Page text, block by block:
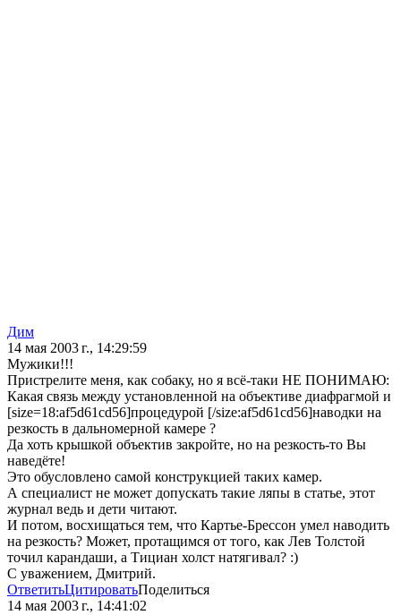
Дим
14 мая 2003 г., 14:29:59
Мужики!!!
Пристрелите меня, как собаку, но я всё-таки НЕ ПОНИМАЮ:
Какая связь между установленной на объективе диафрагмой и
[size=18:af5d61cd56]процедурой [/size:af5d61cd56]наводки на
резкость в дальномерной камере ?
Да хоть крышкой объектив закройте, но на резкость-то Вы
наведёте!
Это обусловлено самой конструкцией таких камер.
А специалист не может допускать такие ляпы в статье, этот
журнал ведь и дети читают.
И потом, восхищаться тем, что Картье-Брессон умел наводить
на резкость? Может, протащимся от того, как Лев Толстой
точил карандаши, а Тициан холст натягивал? :)
С уважением, Дмитрий.
ОтветитьЦитироватьПоделиться
14 мая 2003 г., 14:41:02